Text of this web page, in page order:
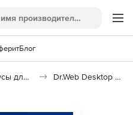
Блог
Антивирусы для организаций Dr.Web Desktop Security Suite